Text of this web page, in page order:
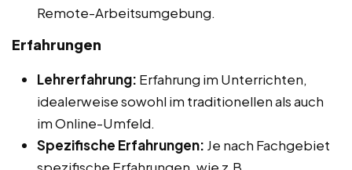
Remote-Arbeitsumgebung.
Erfahrungen
Lehrerfahrung: Erfahrung im Unterrichten,
idealerweise sowohl im traditionellen als auch
im Online-Umfeld.
Spezifische Erfahrungen: Je nach Fachgebiet
spezifische Erfahrungen, wie z.B.